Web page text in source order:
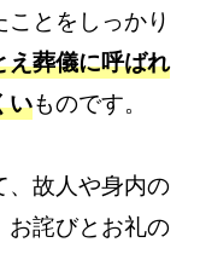
とをしっかり
え葬儀に呼ばれ
いものです。
、故人や身内の
お詫びとお礼の